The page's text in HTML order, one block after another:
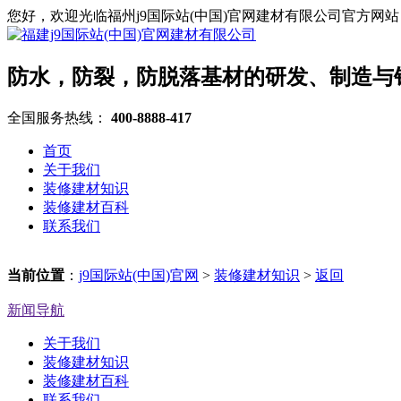
您好，欢迎光临福州j9国际站(中国)官网建材有限公司官方网
防水，防裂，防脱落基材的研发、制造与
全国服务热线： 400-8888-417
首页
关于我们
装修建材知识
装修建材百科
联系我们
当前位置 ： j9国际站(中国)官网 > 装修建材知识 > 返回
新闻导航
关于我们
装修建材知识
装修建材百科